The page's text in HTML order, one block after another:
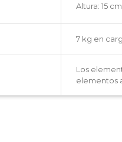
Altura: 15 cm
7 kg en
Los
elementos